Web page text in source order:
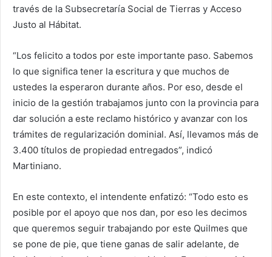
través de la Subsecretaría Social de Tierras y Acceso
Justo al Hábitat.
“Los felicito a todos por este importante paso. Sabemos
lo que significa tener la escritura y que muchos de
ustedes la esperaron durante años. Por eso, desde el
inicio de la gestión trabajamos junto con la provincia para
dar solución a este reclamo histórico y avanzar con los
trámites de regularización dominial. Así, llevamos más de
3.400 títulos de propiedad entregados”, indicó
Martiniano.
En este contexto, el intendente enfatizó: “Todo esto es
posible por el apoyo que nos dan, por eso les decimos
que queremos seguir trabajando por este Quilmes que
se pone de pie, que tiene ganas de salir adelante, de